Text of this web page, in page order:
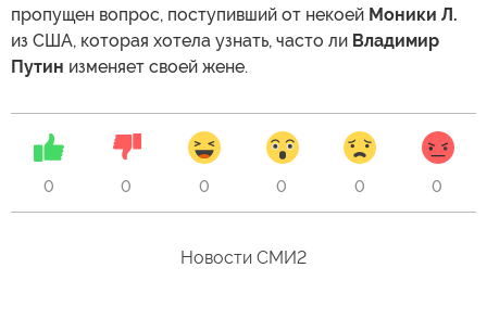
пропущен вопрос, поступивший от некоей Моники Л.
из США, которая хотела узнать, часто ли Владимир
Путин изменяет своей жене.
0 0 0 0 0 0
Новости СМИ2